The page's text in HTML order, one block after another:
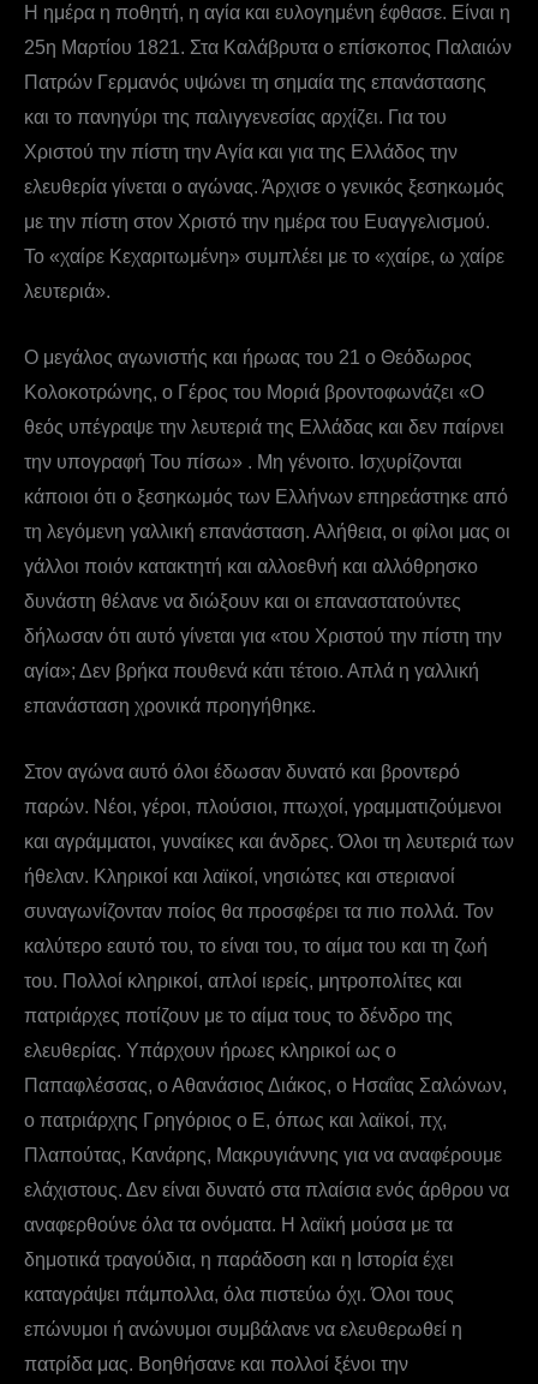
Η ημέρα η ποθητή, η αγία και ευλογημένη έφθασε. Είναι η
25η Μαρτίου 1821. Στα Καλάβρυτα ο επίσκοπος Παλαιών
Πατρών Γερμανός υψώνει τη σημαία της επανάστασης
και το πανηγύρι της παλιγγενεσίας αρχίζει. Για του
Χριστού την πίστη την Αγία και για της Ελλάδος την
ελευθερία γίνεται ο αγώνας. Άρχισε ο γενικός ξεσηκωμός
με την πίστη στον Χριστό την ημέρα του Ευαγγελισμού.
Το «χαίρε Κεχαριτωμένη» συμπλέει με το «χαίρε, ω χαίρε
λευτεριά».
Ο μεγάλος αγωνιστής και ήρωας του 21 ο Θεόδωρος
Κολοκοτρώνης, ο Γέρος του Μοριά βροντοφωνάζει «Ο
θεός υπέγραψε την λευτεριά της Ελλάδας και δεν παίρνει
την υπογραφή Του πίσω» . Μη γένοιτο. Ισχυρίζονται
κάποιοι ότι ο ξεσηκωμός των Ελλήνων επηρεάστηκε από
τη λεγόμενη γαλλική επανάσταση. Αλήθεια, οι φίλοι μας οι
γάλλοι ποιόν κατακτητή και αλλοεθνή και αλλόθρησκο
δυνάστη θέλανε να διώξουν και οι επαναστατούντες
δήλωσαν ότι αυτό γίνεται για «του Χριστού την πίστη την
αγία»; Δεν βρήκα πουθενά κάτι τέτοιο. Απλά η γαλλική
επανάσταση χρονικά προηγήθηκε.
Στον αγώνα αυτό όλοι έδωσαν δυνατό και βροντερό
παρών. Νέοι, γέροι, πλούσιοι, πτωχοί, γραμματιζούμενοι
και αγράμματοι, γυναίκες και άνδρες. Όλοι τη λευτεριά των
ήθελαν. Κληρικοί και λαϊκοί, νησιώτες και στεριανοί
συναγωνίζονταν ποίος θα προσφέρει τα πιο πολλά. Τον
καλύτερο εαυτό του, το είναι του, το αίμα του και τη ζωή
του. Πολλοί κληρικοί, απλοί ιερείς, μητροπολίτες και
πατριάρχες ποτίζουν με το αίμα τους το δένδρο της
ελευθερίας. Υπάρχουν ήρωες κληρικοί ως ο
Παπαφλέσσας, ο Αθανάσιος Διάκος, ο Ησαΐας Σαλώνων,
ο πατριάρχης Γρηγόριος ο Ε, όπως και λαϊκοί, πχ,
Πλαπούτας, Κανάρης, Μακρυγιάννης για να αναφέρουμε
ελάχιστους. Δεν είναι δυνατό στα πλαίσια ενός άρθρου να
αναφερθούνε όλα τα ονόματα. Η λαϊκή μούσα με τα
δημοτικά τραγούδια, η παράδοση και η Ιστορία έχει
καταγράψει πάμπολλα, όλα πιστεύω όχι. Όλοι τους
επώνυμοι ή ανώνυμοι συμβάλανε να ελευθερωθεί η
πατρίδα μας. Βοηθήσανε και πολλοί ξένοι την